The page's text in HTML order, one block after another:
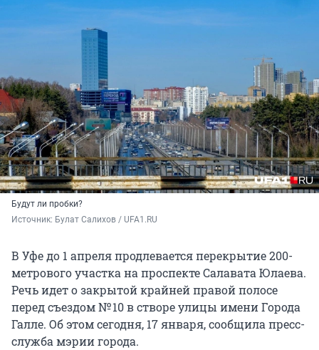
Будут ли пробки?
Источник: Булат Салихов / UFA1.RU
В Уфе до 1 апреля продлевается перекрытие 200-
метрового участка на проспекте Салавата Юлаева.
Речь идет о закрытой крайней правой полосе
перед съездом № 10 в створе улицы имени Города
Галле. Об этом сегодня, 17 января, сообщила пресс-
служба мэрии города.